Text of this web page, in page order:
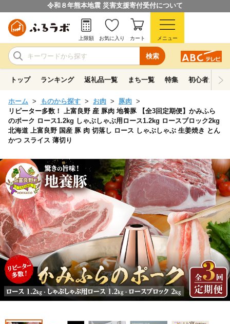
令和８年熊本地震 災害支援寄付受付について
検索
上限額 お気に入り カート メニュー
トップ ランキング 返礼品一覧 まち一覧 特集 初心者ガイド
ホーム ものから探す お肉
豚肉
リピーター多数！ 上富良野 産 豚肉 地養豚 【全3回定期便】かみふら
のポーク ロース1.2kg しゃぶしゃぶ用ロース1.2kg ロースブロック2kg
北海道 上富良野 国産 豚 肉 切落し ロース しゃぶしゃぶ 生姜焼き とん
かつ スライス 薄切り